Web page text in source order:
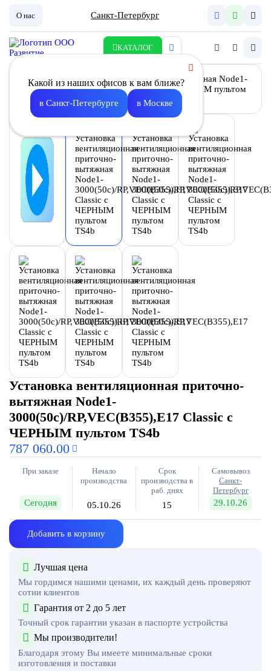
О нас Санкт-Петербург
КАТАЛОГ
Какой из наших офисов к вам ближе?
в Санкт-Петербурге в Москве
Установка вентиляционная приточно-
вытяжная Node1-
3000(50c)/RP,VEC(B355),E17 Classic с
ЧЕРНЫМ пультом TS4b
787 060.00
При заказе
Сегодня
Начало
производства
05.10.26
Срок
производства в
раб. днях
15
Самовывоз
Санкт-
Петербург
29.10.26
Добавить в корзину
Лучшая цена
Мы гордимся нашими ценами, их каждый день проверяют
сотни клиентов
Гарантия от 2 до 5 лет
Точный срок гарантии указан в паспорте устройства
Мы производители!
Благодаря этому Вы имеете минимальные сроки
изготовления и поставки